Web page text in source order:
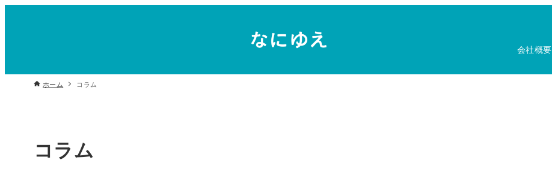
会社概要
ホーム コラム
コラム